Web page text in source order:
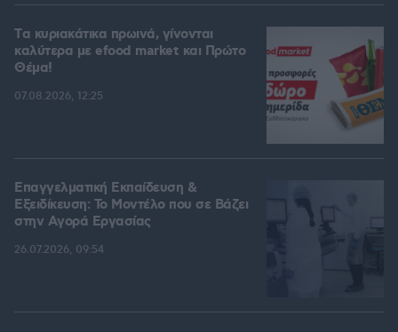
Tα κυριακάτικα πρωινά, γίνονται
καλύτερα με efood market και Πρώτο
Θέμα!
07.08.2026, 12:25
Επαγγελματική Εκπαίδευση &
Εξειδίκευση: Το Mοντέλο που σε Bάζει
στην Aγορά Eργασίας
26.07.2026, 09:54